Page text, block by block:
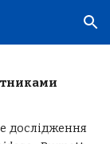
Skip to navigation
дослідження